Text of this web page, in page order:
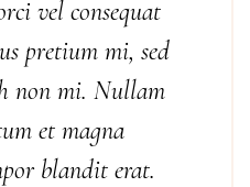
vel consequat
pretium mi, sed
non mi. Nullam
et magna
blandit erat.